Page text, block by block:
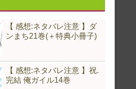
【 感想:ネタバレ注意 】ダ
ンまち21巻(＋特典小冊子)
【 感想:ネタバレ注意 】祝.
完結 俺ガイル14巻